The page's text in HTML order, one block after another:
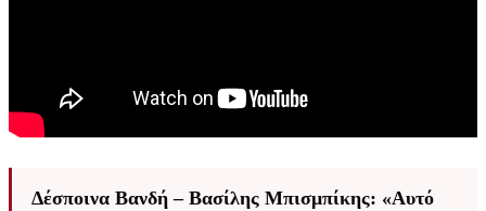
Δέσποινα Βανδή – Βασίλης Μπισμπίκης: «Αυτό